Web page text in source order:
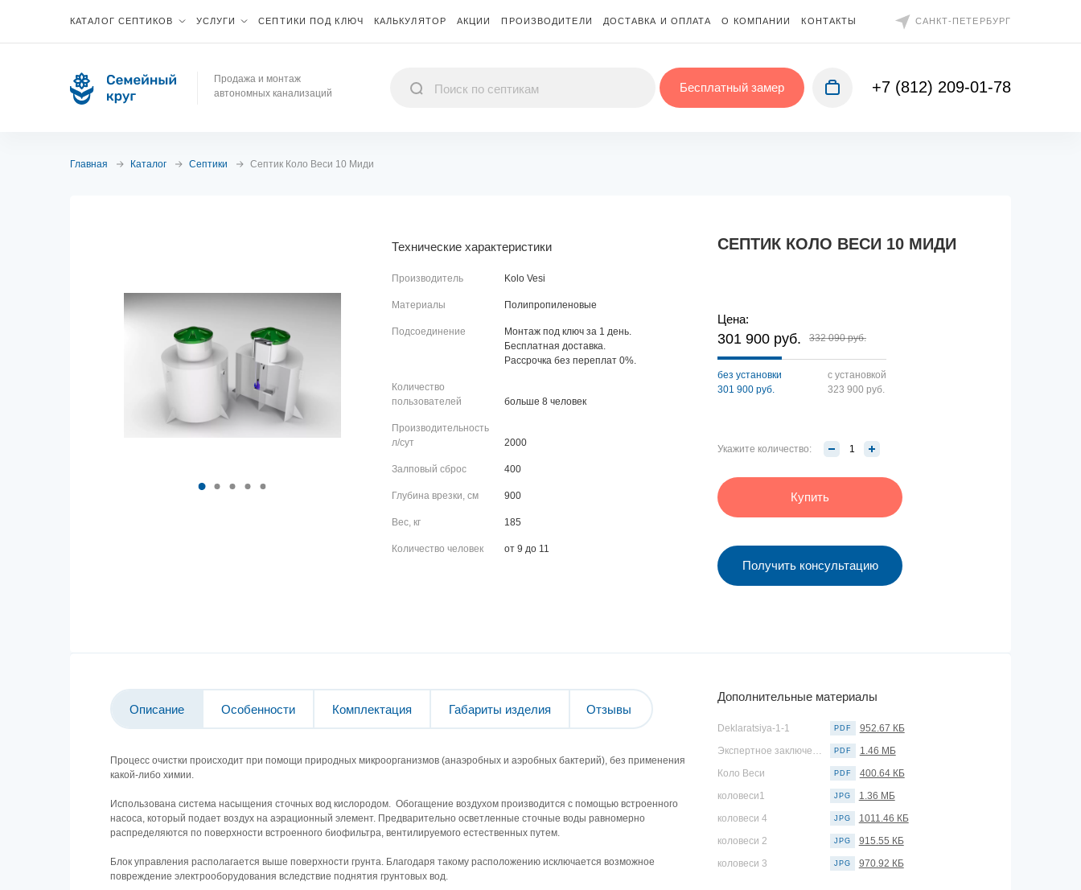
КАТАЛОГ СЕПТИКОВ УСЛУГИ СЕПТИКИ ПОД КЛЮЧ КАЛЬКУЛЯТОР АКЦИИ ПРОИЗВОДИТЕЛИ ДОСТАВКА И ОПЛАТА О КОМПАНИИ КОНТАКТЫ САНКТ-ПЕТЕРБУРГ
Продажа и монтаж
автономных канализаций
Бесплатный замер +7 (812) 209-01-78
Главная Каталог Септики Септик Коло Веси 10 Миди
Технические характеристики
Производитель Kolo Vesi
Материалы Полипропиленовые
Подсоединение
Монтаж под ключ за 1 день.
Бесплатная доставка.
Рассрочка без переплат 0%.
Количество
пользователей
больше 8 человек
Производительность
л/сут
2000
Залповый сброс 400
Глубина врезки, см 900
Вес, кг 185
Количество человек от 9 до 11
СЕПТИК КОЛО ВЕСИ 10 МИДИ
Цена:
301 900 руб. 332 090 руб.
без установки
301 900 руб.
с установкой
323 900 руб.
Укажите количество:
Купить
Получить консультацию
Описание Особенности Комплектация Габариты изделия Отзывы
Процесс очистки происходит при помощи природных микроорганизмов (анаэробных и аэробных бактерий), без применения
какой-либо химии.
Использована система насыщения сточных вод кислородом. Обогащение воздухом производится с помощью встроенного
насоса, который подает воздух на аэрационный элемент. Предварительно осветленные сточные воды равномерно
распределяются по поверхности встроенного биофильтра, вентилируемого естественных путем.
Блок управления располагается выше поверхности грунта. Благодаря такому расположению исключается возможное
повреждение электрооборудования вследствие поднятия грунтовых вод.
Дополнительные материалы
Deklaratsiya-1-1 PDF
952.67 КБ
Экспертное заключение
PDF
1.46 МБ
Коло Веси
PDF
400.64 КБ
коловеси1
JPG
1.36 МБ
коловеси 4
JPG
1011.46 КБ
коловеси 2
JPG
915.55 КБ
коловеси 3
JPG 970.92 КБ